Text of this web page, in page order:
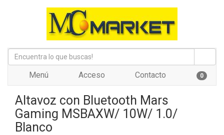
Menú Acceso Contacto 0
Altavoz con Bluetooth Mars
Gaming MSBAXW/ 10W/ 1.0/
Blanco